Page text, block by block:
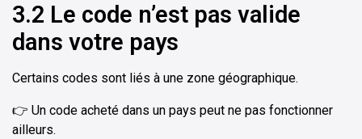
3.2 Le code n’est pas valide
dans votre pays
Certains codes sont liés à une zone géographique.
👉 Un code acheté dans un pays peut ne pas fonctionner
ailleurs.